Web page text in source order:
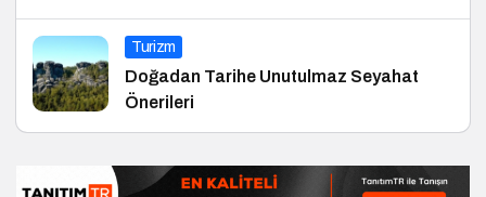
Turizm
Doğadan Tarihe Unutulmaz Seyahat
Önerileri